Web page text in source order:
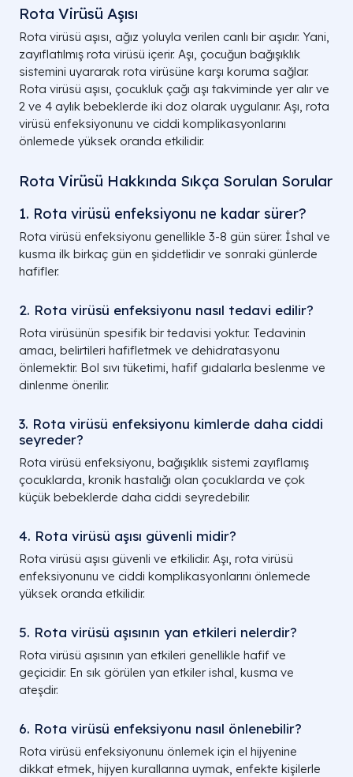
Rota Virüsü Aşısı
Rota virüsü aşısı, ağız yoluyla verilen canlı bir aşıdır. Yani,
zayıflatılmış rota virüsü içerir. Aşı, çocuğun bağışıklık
sistemini uyararak rota virüsüne karşı koruma sağlar.
Rota virüsü aşısı, çocukluk çağı aşı takviminde yer alır ve
2 ve 4 aylık bebeklerde iki doz olarak uygulanır. Aşı, rota
virüsü enfeksiyonunu ve ciddi komplikasyonlarını
önlemede yüksek oranda etkilidir.
Rota Virüsü Hakkında Sıkça Sorulan Sorular
1. Rota virüsü enfeksiyonu ne kadar sürer?
Rota virüsü enfeksiyonu genellikle 3-8 gün sürer. İshal ve
kusma ilk birkaç gün en şiddetlidir ve sonraki günlerde
hafifler.
2. Rota virüsü enfeksiyonu nasıl tedavi edilir?
Rota virüsünün spesifik bir tedavisi yoktur. Tedavinin
amacı, belirtileri hafifletmek ve dehidratasyonu
önlemektir. Bol sıvı tüketimi, hafif gıdalarla beslenme ve
dinlenme önerilir.
3. Rota virüsü enfeksiyonu kimlerde daha ciddi
seyreder?
Rota virüsü enfeksiyonu, bağışıklık sistemi zayıflamış
çocuklarda, kronik hastalığı olan çocuklarda ve çok
küçük bebeklerde daha ciddi seyredebilir.
4. Rota virüsü aşısı güvenli midir?
Rota virüsü aşısı güvenli ve etkilidir. Aşı, rota virüsü
enfeksiyonunu ve ciddi komplikasyonlarını önlemede
yüksek oranda etkilidir.
5. Rota virüsü aşısının yan etkileri nelerdir?
Rota virüsü aşısının yan etkileri genellikle hafif ve
geçicidir. En sık görülen yan etkiler ishal, kusma ve
ateşdir.
6. Rota virüsü enfeksiyonu nasıl önlenebilir?
Rota virüsü enfeksiyonunu önlemek için el hijyenine
dikkat etmek, hijyen kurallarına uymak, enfekte kişilerle